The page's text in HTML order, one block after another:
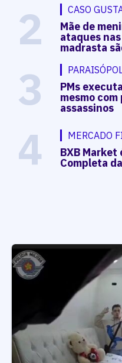
2 CASO
Mãe de
ataques
madrasta
3 PMs
mesmo
assassinos
4 MERCADO
BXB Market
Completa